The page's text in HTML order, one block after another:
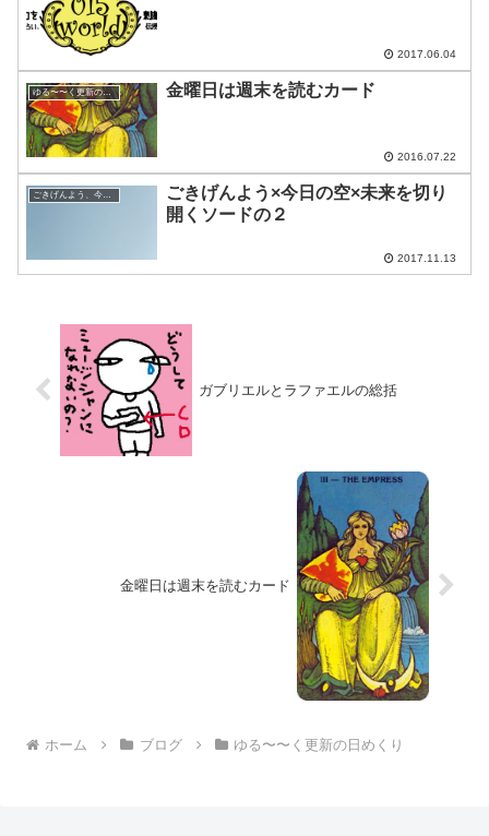
2017.06.04
ゆる〜〜く更新の日めくり 金曜日は週末を読むカード
2016.07.22
ごきげんよう、今日の空
ごきげんよう×今日の空×未来を切り
開くソードの２
2017.11.13
ガブリエルとラファエルの総括
金曜日は週末を読むカード
ホーム ブログ ゆる〜〜く更新の日めくり